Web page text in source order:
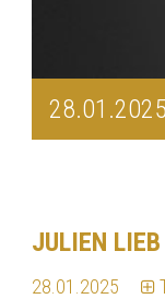
JULIEN LIEB
28.01.2025